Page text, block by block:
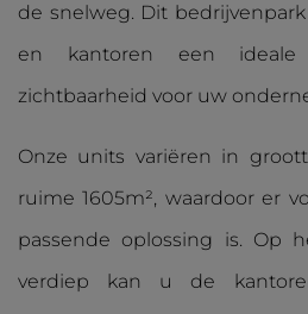
de snelweg. Dit
en kantoren een ideale
zichtbaarheid voor uw
Onze units variëren in
ruime 1605m², waardoor er
passende oplossing is. Op
verdiep kan u de